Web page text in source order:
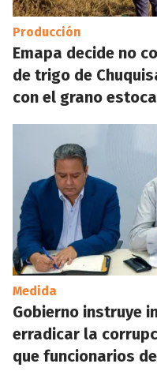
Producción
Emapa decide no
de trigo de
con el grano
Medida
Gobierno instruye
erradicar la
que funcionarios